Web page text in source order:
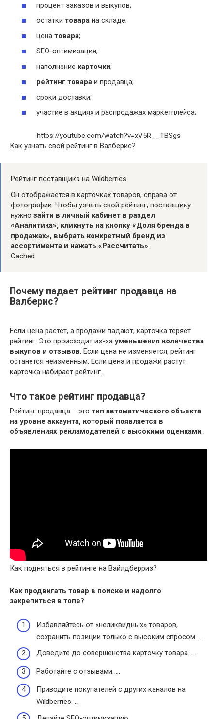
процент заказов и выкупов;
остатки товара на складе;
цена товара;
SEO-оптимизация;
наполнение карточки;
рейтинг товара и продавца;
сроки доставки;
участие в акциях и распродажах маркетплейса;
https://youtube.com/watch?v=xV5R__TBSgs
Как узнать свой рейтинг в Валберис?
Рейтинг поставщика на Wildberries
Он отображается в карточках товаров, справа от
фотографии. Чтобы узнать свой рейтинг, поставщику
нужно зайти в личный кабинет в раздел
«Аналитика», кликнуть на кнопку «Доля бренда в
продажах», выбрать конкретный бренд из
ассортимента и нажать «Рассчитать».
Cached
Почему падает рейтинг продавца на
Валберис?
Если цена растёт, а продажи падают, карточка теряет
рейтинг. Это происходит из-за уменьшения количества
выкупов и отзывов. Если цена не изменяется, рейтинг
останется неизменным. Если цена и продажи растут,
карточка набирает рейтинг.
Что такое рейтинг продавца?
Рейтинг продавца – это тип автоматического объекта
на уровне аккаунта, который появляется в
объявлениях рекламодателей с высокими оценками.
Как подняться в рейтинге на Вайлдберриз?
Как продвигать товар в поиске и надолго
закрепиться в топе?
Избавляйтесь от «неликвидных» товаров,
сохранить позиции только с высоким спросом. …
Доведите до совершенства карточку товара. …
Работайте с отзывами. …
Приводите покупателей с других каналов на
Wildberries. …